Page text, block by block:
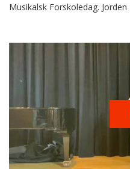
Musikalsk Forskoledag.